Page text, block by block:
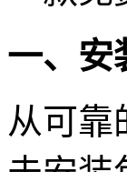
一、安
从可靠